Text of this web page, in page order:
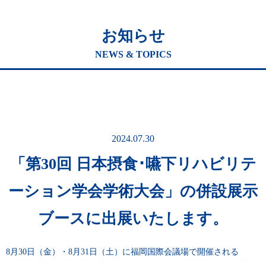
お知らせ
NEWS & TOPICS
2024.07.30
「第30回 日本摂食･嚥下リハビリテ
ーション学会学術大会」の併設展示
ブースに出展いたします。
8月30日（金）・8月31日（土）に福岡国際会議場で開催される